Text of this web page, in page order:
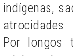
indígenas,
Por longos